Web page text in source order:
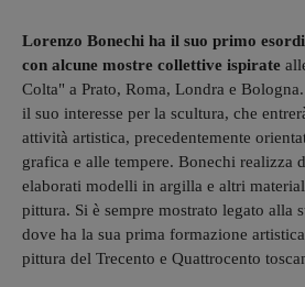
Lorenzo Bonechi ha il suo primo
con alcune mostre collettive ispirate
Colta" a Prato, Roma, Londra e
il suo interesse per la scultura, che
attività artistica, precedentemente
grafica e alle tempere. Bonechi realizza
elaborati modelli in argilla e altri
pittura. Si è sempre mostrato legato alla
dove ha la sua prima formazione
pittura del Trecento e Quattrocento